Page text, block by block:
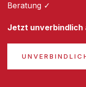
Beratung ✓
Jetzt unverbindlich